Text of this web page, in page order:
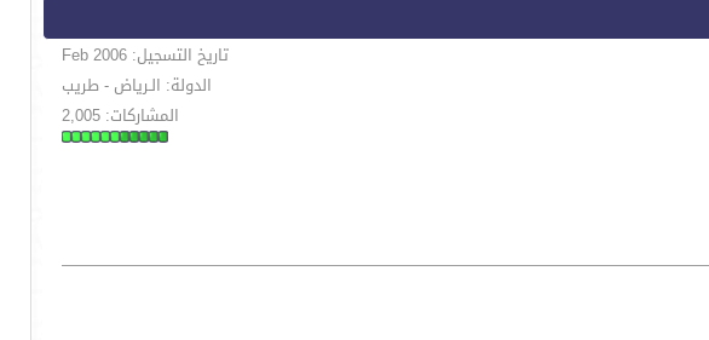
تاريخ التسجيل: Feb 2006
الدولة: الـرياض - طريب
المشاركات: 2,005